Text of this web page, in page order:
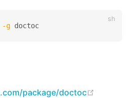
-g
package/doctoc